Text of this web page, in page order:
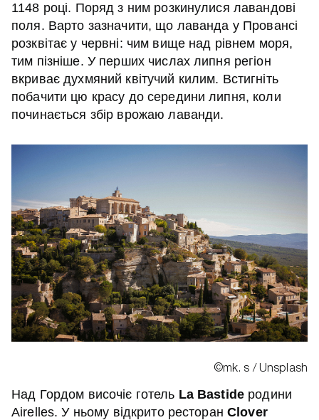
1148 році. Поряд з ним розкинулися лавандові
поля. Варто зазначити, що лаванда у Провансі
розквітає у червні: чим вище над рівнем моря,
тим пізніше. У перших числах липня регіон
вкриває духмяний квітучий килим. Встигніть
побачити цю красу до середини липня, коли
починається збір врожаю лаванди.
©mk. s / Unsplash
Над Гордом височіє готель La Bastide родини
Airelles. У ньому відкрито ресторанClover